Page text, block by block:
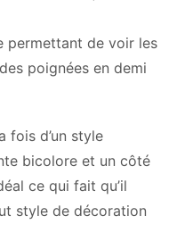
permettant de voir les
poignées en demi
fois d’un style
bicolore et un côté
ce qui fait qu’il
style de décoration